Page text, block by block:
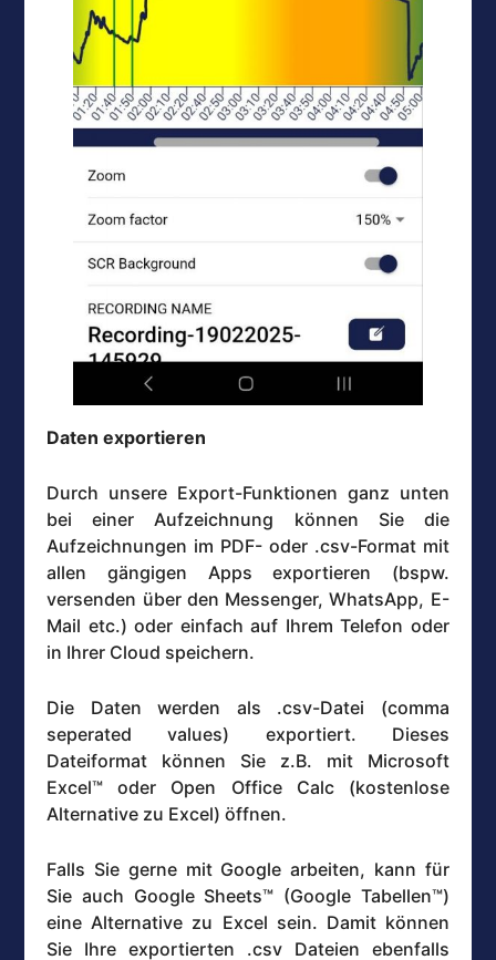
Daten exportieren
Durch unsere Export-Funktionen ganz unten
bei einer Aufzeichnung können Sie die
Aufzeichnungen im PDF- oder .csv-Format mit
allen gängigen Apps exportieren (bspw.
versenden über den Messenger, WhatsApp, E-
Mail etc.) oder einfach auf Ihrem Telefon oder
in Ihrer Cloud speichern.
Die Daten werden als .csv-Datei (comma
seperated values) exportiert. Dieses
Dateiformat können Sie z.B. mit Microsoft
Excel™ oder Open Office Calc (kostenlose
Alternative zu Excel) öffnen.
Falls Sie gerne mit Google arbeiten, kann für
Sie auch Google Sheets™ (Google Tabellen™)
eine Alternative zu Excel sein. Damit können
Sie Ihre exportierten .csv Dateien ebenfalls